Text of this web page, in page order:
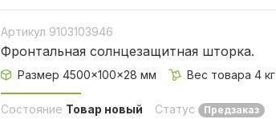
Артикул 9103103946
Фронтальная солнцезащитная шторка.
Размер 4500×100×28 мм Вес товара 4 кг
Состояние Товар новый Статус Предзаказ